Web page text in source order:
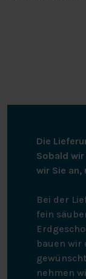
Die
Sobald
wir Sie an,
Bei der
fein
bauen wir
nehmen